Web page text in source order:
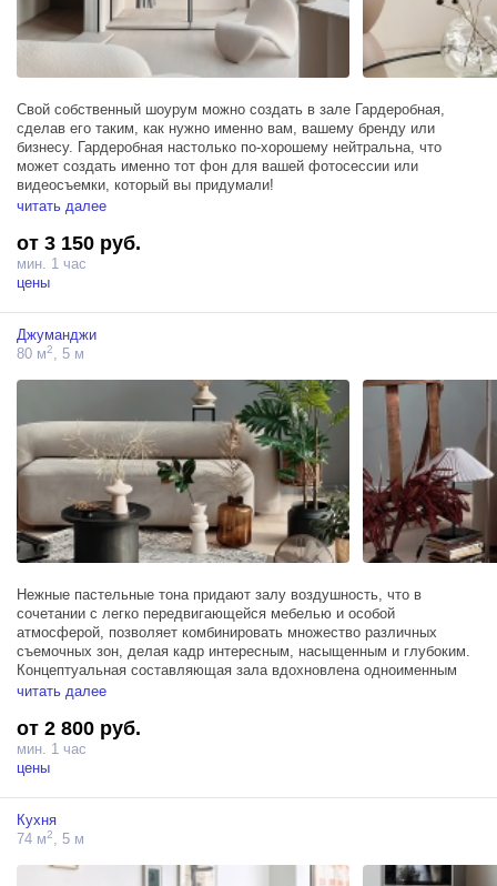
Свой собственный шоурум можно создать в зале Гардеробная,
сделав его таким, как нужно именно вам, вашему бренду или
бизнесу. Гардеробная настолько по-хорошему нейтральна, что
может создать именно тот фон для вашей фотосессии или
видеосъемки, который вы придумали!
и нежными формами предметов интерьера, превращают рутинную
рабочую суматоху в элегантный и несколько пафосный кадр,
словно вырезанный из фильма.
читать далее
от 3 150 руб.
мин. 1 час
цены
Джуманджи
80 м2, 5 м
Нежные пастельные тона придают залу воздушность, что в
сочетании с легко передвигающейся мебелью и особой
атмосферой, позволяет комбинировать множество различных
съемочных зон, делая кадр интересным, насыщенным и глубоким.
Концептуальная составляющая зала вдохновлена одноименным
фильмом, а футуристичные формы аксессуаров и элементов и
вместе, создают яркий и свежий микс, способный вдохновлять.
читать далее
от 2 800 руб.
мин. 1 час
цены
Кухня
74 м2 , 5 м